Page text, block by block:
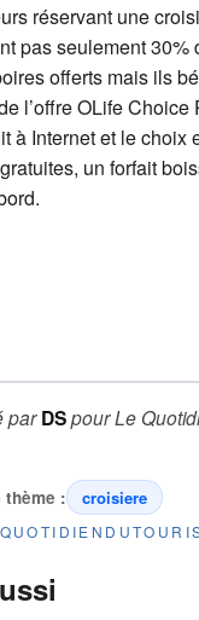
réservant une
pas seulement 30%
offerts mais ils
l’offre OLife Choice
à Internet et le choix
un forfait
parDSpourLe
thème : croisiere